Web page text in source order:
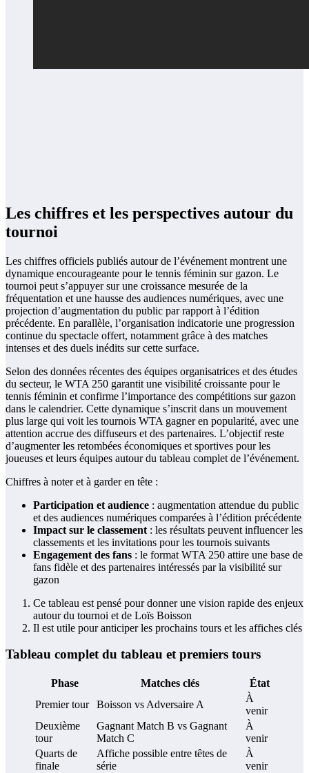
Les chiffres et les perspectives autour du
tournoi
Les chiffres officiels publiés autour de l’événement montrent une
dynamique encourageante pour le tennis féminin sur gazon. Le
tournoi peut s’appuyer sur une croissance mesurée de la
fréquentation et une hausse des audiences numériques, avec une
projection d’augmentation du public par rapport à l’édition
précédente. En parallèle, l’organisation indicatorie une progression
continue du spectacle offert, notamment grâce à des matches
intenses et des duels inédits sur cette surface.
Selon des données récentes des équipes organisatrices et des études
du secteur, le WTA 250 garantit une visibilité croissante pour le
tennis féminin et confirme l’importance des compétitions sur gazon
dans le calendrier. Cette dynamique s’inscrit dans un mouvement
plus large qui voit les tournois WTA gagner en popularité, avec une
attention accrue des diffuseurs et des partenaires. L’objectif reste
d’augmenter les retombées économiques et sportives pour les
joueuses et leurs équipes autour du tableau complet de l’événement.
Chiffres à noter et à garder en tête :
Participation et audience : augmentation attendue du public
et des audiences numériques comparées à l’édition précédente
Impact sur le classement : les résultats peuvent influencer les
classements et les invitations pour les tournois suivants
Engagement des fans : le format WTA 250 attire une base de
fans fidèle et des partenaires intéressés par la visibilité sur
gazon
Ce tableau est pensé pour donner une vision rapide des enjeux
autour du tournoi et de Loïs Boisson
Il est utile pour anticiper les prochains tours et les affiches clés
Tableau complet du tableau et premiers tours
Phase Matches clés
État
Premier tour
Boisson vs Adversaire A
À
venir
Deuxième
tour
Gagnant Match B vs Gagnant
Match C
À
venir
Quarts de
finale
Affiche possible entre têtes de
série
À
venir